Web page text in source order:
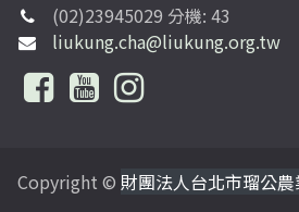
(02)23945029 分機: 43
liukung.cha@liukung.org.tw
Copyright © 財團法人台北市瑠公